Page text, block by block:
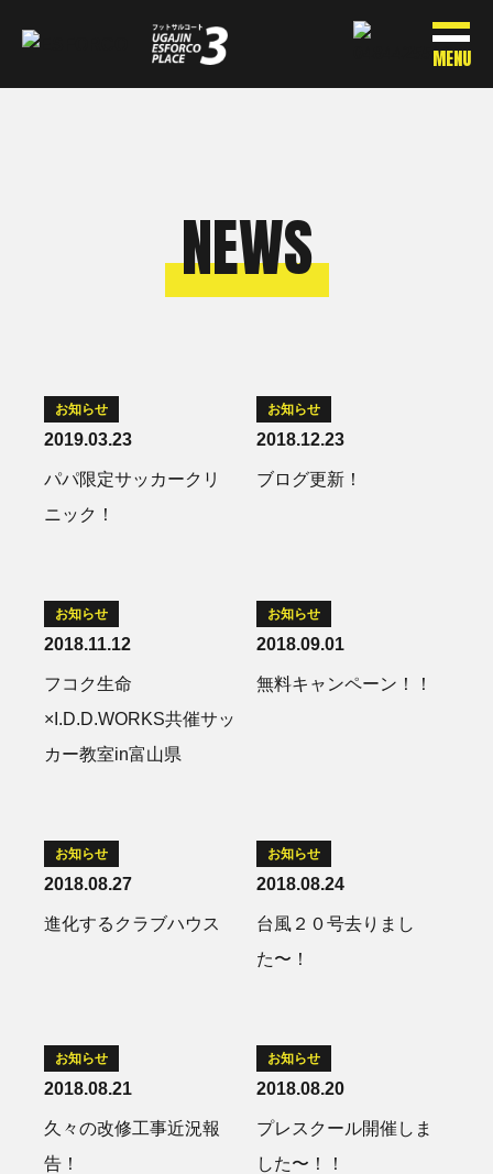
MENU
NEWS
お知らせ
2019.03.23
パパ限定サッカークリ
ニック！
お知らせ
2018.12.23
ブログ更新！
お知らせ
2018.11.12
フコク生命
×I.D.D.WORKS共催サッ
カー教室in富山県
お知らせ
2018.09.01
無料キャンペーン！！
お知らせ
2018.08.27
進化するクラブハウス
お知らせ
2018.08.24
台風２０号去りまし
た〜！
お知らせ
2018.08.21
久々の改修工事近況報
告！
お知らせ
2018.08.20
プレスクール開催しま
した〜！！